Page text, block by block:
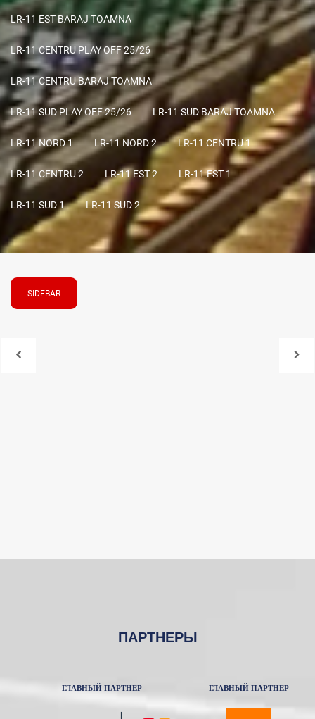
LR-11 EST BARAJ TOAMNA
LR-11 CENTRU PLAY OFF 25/26
LR-11 CENTRU BARAJ TOAMNA
LR-11 SUD PLAY OFF 25/26 LR-11 SUD BARAJ TOAMNA
LR-11 NORD 1 LR-11 NORD 2 LR-11 CENTRU 1
LR-11 CENTRU 2 LR-11 EST 2 LR-11 EST 1
LR-11 SUD 1 LR-11 SUD 2
SIDEBAR
ПАРТНЕРЫ
ГЛАВНЫЙ ПАРТНЕР ГЛАВНЫЙ ПАРТНЕР